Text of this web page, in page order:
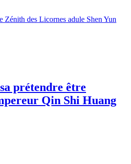
Zénith des Licornes adule Shen Yun
prétendre être
Qin Shi Huang